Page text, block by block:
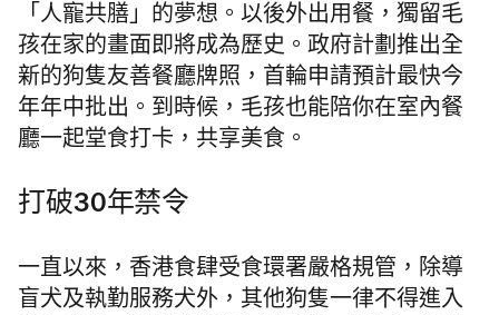
「人寵共膳」的夢想。以後外出用餐，獨留毛
孩在家的畫面即將成為歷史 。政府計劃推出全
新的狗隻友善餐廳牌照，首輪申請預計最快今
年年中批出 。 到時候， 毛孩也能陪你在室內餐
廳一起堂食打卡，共享美食。
打破30年禁令
一直以來，香港食肆受食環署嚴格規管，除導
盲犬及執勤服務犬外，其他狗隻一律不得進入